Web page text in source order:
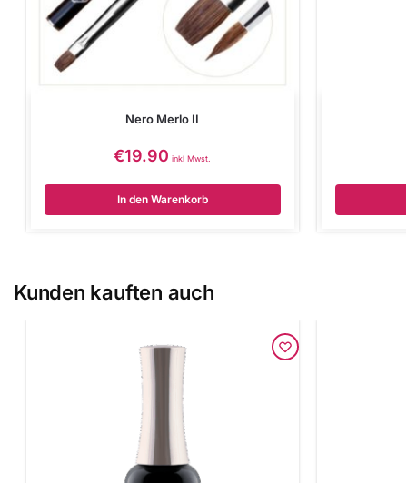
Nero Merlo II
€19.90 inkl Mwst.
In den Warenkorb
Kunden kauften auch